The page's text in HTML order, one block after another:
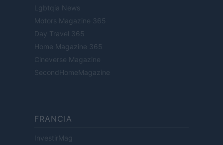
Lgbtqia News
Motors Magazine 365
Day Travel 365
Home Magazine 365
Cineverse Magazine
SecondHomeMagazine
FRANCIA
InvestirMag